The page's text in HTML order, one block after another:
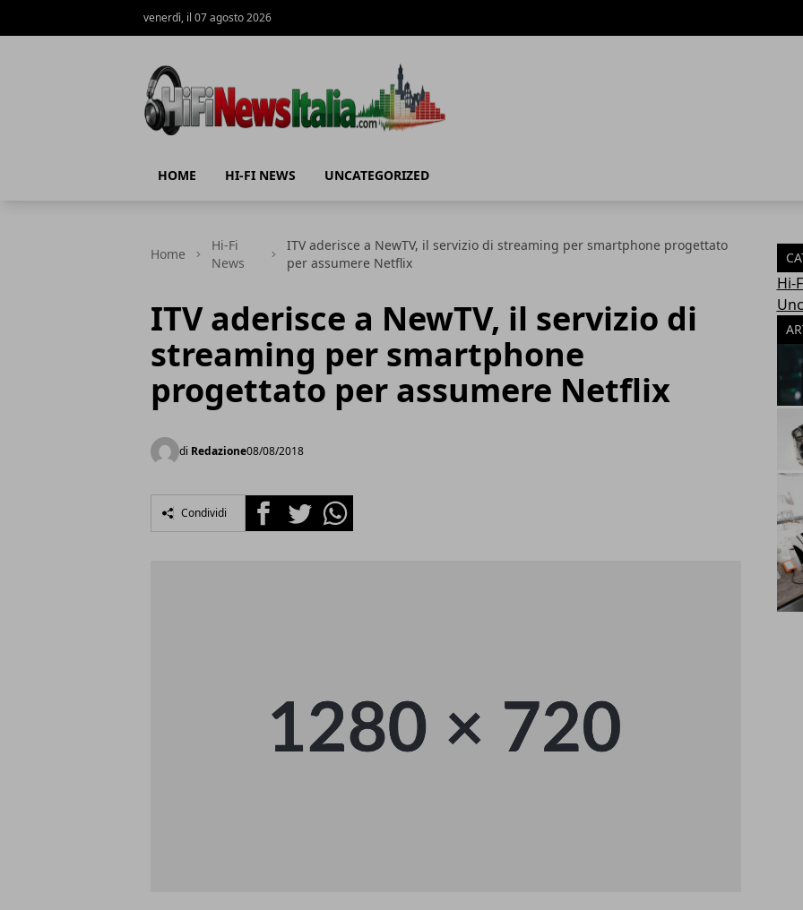
venerdì, il 07 agosto 2026
HOME HI-FI NEWS UNCATEGORIZED
Home
Hi-Fi
News
ITV aderisce a NewTV, il servizio di streaming per smartphone progettato
per assumere Netflix
ITV aderisce a NewTV, il servizio di
streaming per smartphone
progettato per assumere Netflix
di Redazione08/08/2018
Condividi FacebookTwitterWhatsapp
Hi-